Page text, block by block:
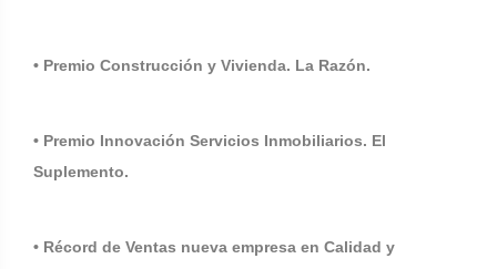
• Premio Construcción y Vivienda. La Razón.
• Premio Innovación Servicios Inmobiliarios. El
Suplemento.
• Récord de Ventas nueva empresa en Calidad y